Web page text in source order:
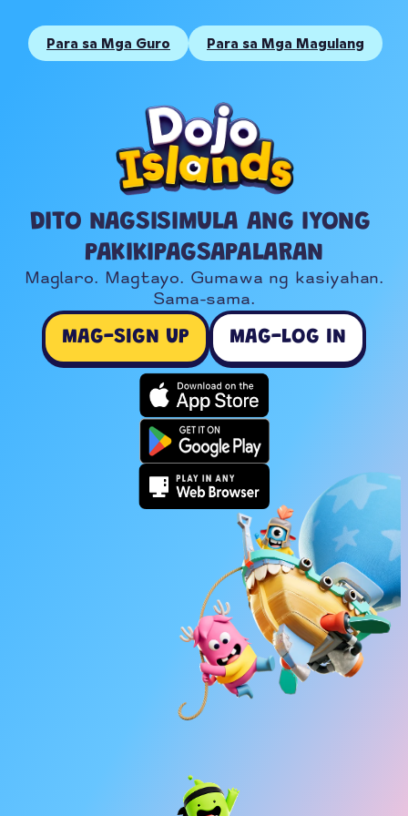
Para sa Mga Guro Para sa Mga Magulang
DITO NAGSISIMULA ANG IYONG
PAKIKIPAGSAPALARAN
Maglaro. Magtayo. Gumawa ng kasiyahan.
Sama-sama.
MAG-SIGN UP MAG-LOG IN